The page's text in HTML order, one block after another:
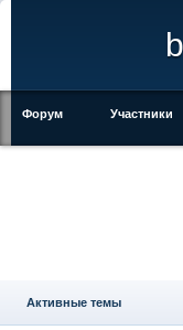
Форум Участники
Активные темы